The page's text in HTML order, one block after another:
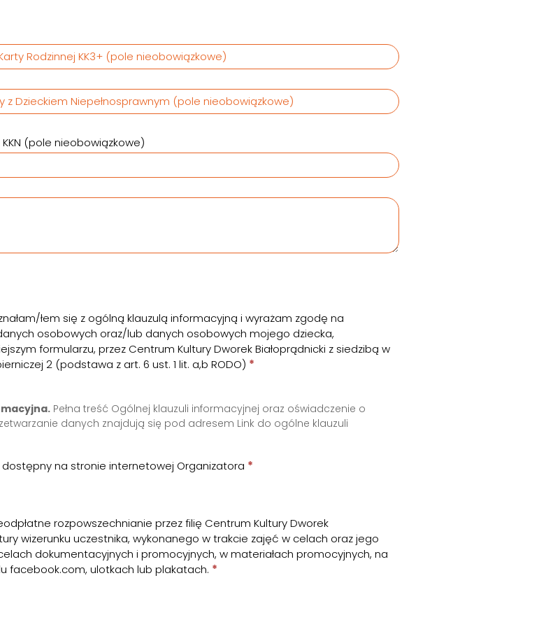
Rodzinnej KK3+ (pole nieobowiązkowe)
z Dzieckiem Niepełnosprawnym (pole nieobowiązkowe)
(pole nieobowiązkowe)
łem się z ogólną klauzulą informacyjną i wyrażam zgodę na
osobowych oraz/lub danych osobowych mojego dziecka,
formularzu, przez Centrum Kultury Dworek Białoprądnicki z siedzibą w
2 (podstawa z art. 6 ust. 1 lit. a,b RODO) *
Pełna treść Ogólnej klauzuli informacyjnej oraz oświadczenie o
danych znajdują się pod adresem Link do ogólne klauzuli
na stronie internetowej Organizatora *
rozpowszechnianie przez filię Centrum Kultury Dworek
wizerunku uczestnika, wykonanego w trakcie zajęć w celach oraz jego
dokumentacyjnych i promocyjnych, w materiałach promocyjnych, na
facebook.com, ulotkach lub plakatach. *